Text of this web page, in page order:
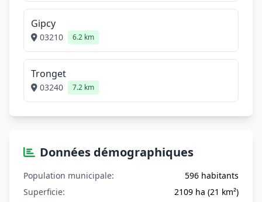
Gipcy
03210 6.2 km
Tronget
03240 7.2 km
Données démographiques
Population municipale:
596 habitants
Superficie:
2109 ha (21 km²)